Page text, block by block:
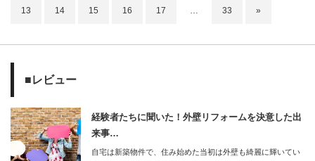
13 14 15 16 17 … 33 »
■レビュー
経験者たちに聞いた！外壁リフォームを決意した出
来事…
自宅は新築物件で、住み始めた当初は外壁も綺麗に輝いてい